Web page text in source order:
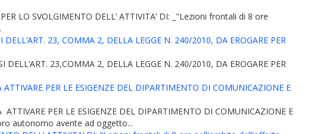
LO SVOLGIMENTO DELL’ ATTIVITA’ DI: _"Lezioni frontali di 8 ore
23, COMMA 2, DELLA LEGGE N. 240/2010, DA EROGARE PER
23,COMMA 2, DELLA LEGGE N. 240/2010, DA EROGARE PER
PER LE ESIGENZE DEL DIPARTIMENTO DI COMUNICAZIONE E
PER LE ESIGENZE DEL DIPARTIMENTO DI COMUNICAZIONE E
autonomo avente ad oggetto...